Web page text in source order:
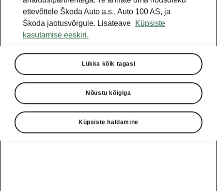
ettevõttele Škoda Auto a.s., Auto 100 AS, ja
Škoda jaotusvõrgule. Lisateave Küpsiste
kasutamise eeskiri.
Lükka kõik tagasi
Nõustu kõigiga
Küpsiste haldamine